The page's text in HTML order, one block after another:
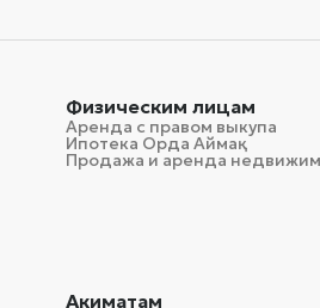
Физическим лицам
Аренда с правом выкупа
Ипотека Орда Аймақ
Продажа и аренда
Акиматам